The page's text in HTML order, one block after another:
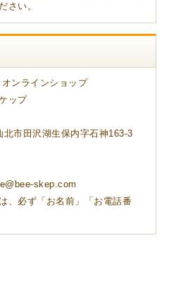
さい。
ンラインショップ
ップ
市田沢湖生保内字石神163-3
skep.com
、必ず「お名前」「お電話番